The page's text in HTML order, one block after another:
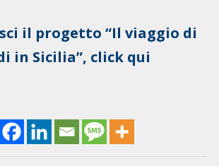
il progetto “Il viaggio di
in Sicilia”, click qui